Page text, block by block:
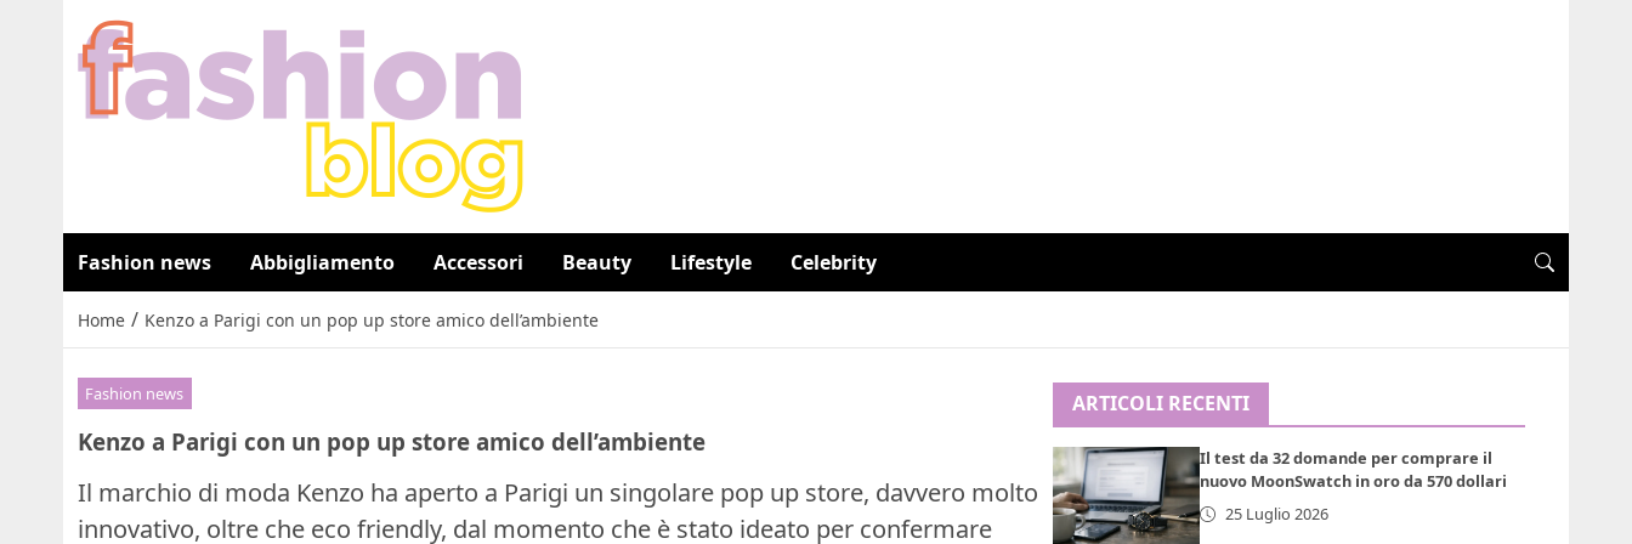
Fashion news Abbigliamento Accessori Beauty Lifestyle Celebrity
Home / Kenzo a Parigi con un pop up store amico dell’ambiente
Fashion news
Kenzo a Parigi con un pop up store amico dell’ambiente
Il marchio di moda Kenzo ha aperto a Parigi un singolare pop up store, davvero molto
innovativo, oltre che eco friendly, dal momento che è stato ideato per confermare
ARTICOLI RECENTI
Il test da 32 domande per comprare il
nuovo MoonSwatch in oro da 570 dollari
25 Luglio 2026